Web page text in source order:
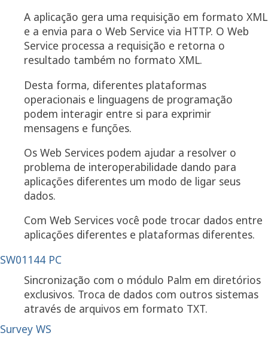
A aplicação gera uma requisição em formato XML
e a envia para o Web Service via HTTP. O Web
Service processa a requisição e retorna o
resultado também no formato XML.
Desta forma, diferentes plataformas
operacionais e linguagens de programação
podem interagir entre si para exprimir
mensagens e funções.
Os Web Services podem ajudar a resolver o
problema de interoperabilidade dando para
aplicações diferentes um modo de ligar seus
dados.
Com Web Services você pode trocar dados entre
aplicações diferentes e plataformas diferentes.
SW01144 PC
Sincronização com o módulo Palm em diretórios
exclusivos. Troca de dados com outros sistemas
através de arquivos em formato TXT.
Survey WS